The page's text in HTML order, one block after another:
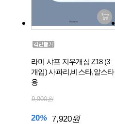
라미 샤프 지우개심 Z18 (3
개입) 사파리,비스타,알스타
용
9,900원
20% 7,920원